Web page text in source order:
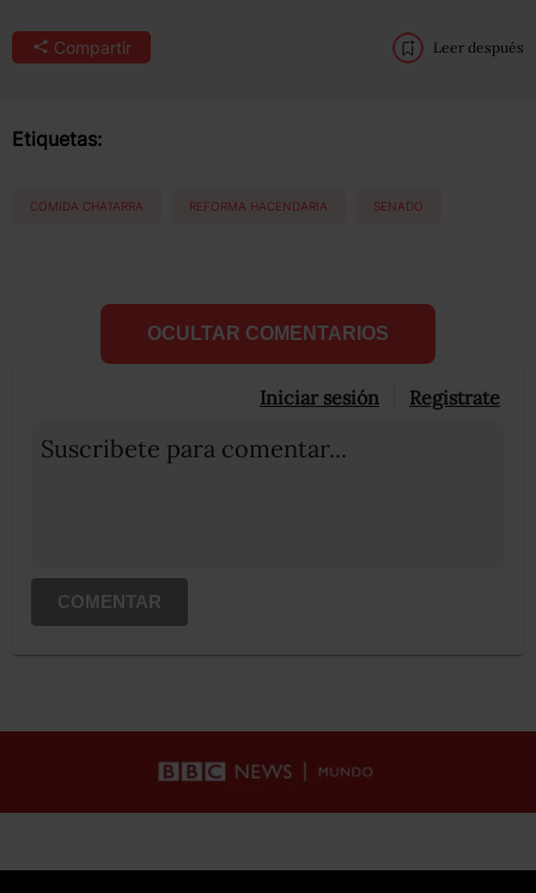
Compartir Leer después
Etiquetas:
COMIDA CHATARRA REFORMA HACENDARIA SENADO
OCULTAR COMENTARIOS
Iniciar sesión Registrate
Suscribete para comentar...
COMENTAR